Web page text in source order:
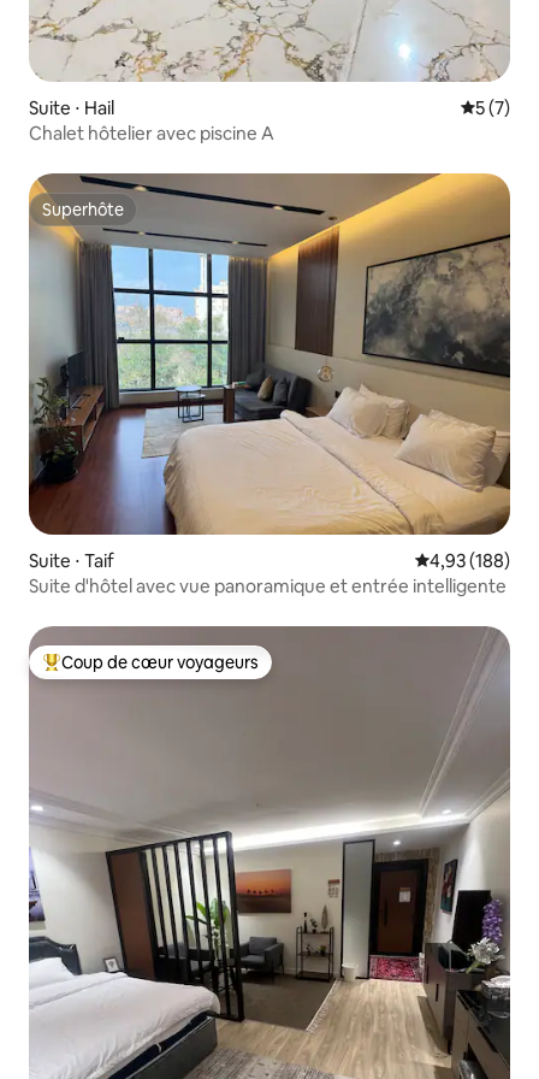
Suite ⋅ Hail
5 (7)
Chalet hôtelier avec piscine A
Superhôte
Superhôte
Suite ⋅ Taif Évaluation
4,93 (188)
Suite d'hôtel avec vue panoramique et entrée intelligente
Coups de cœur voyageurs les plus appréciés
Coup de cœur voyageurs